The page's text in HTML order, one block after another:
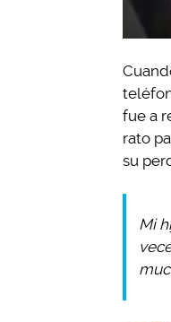
fue a
rato
su
Mi